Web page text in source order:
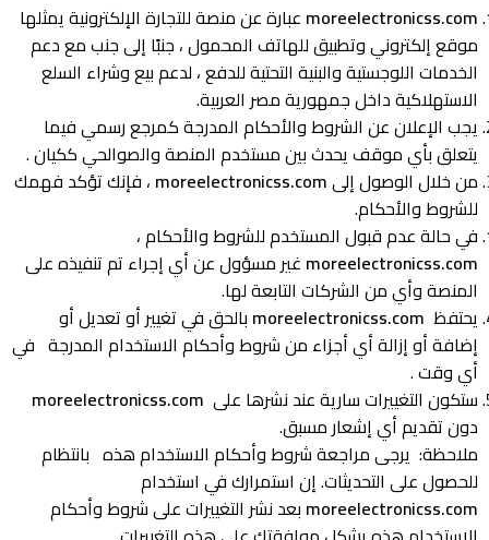
moreelectronicss.com عبارة عن منصة للتجارة الإلكترونية يمثلها
موقع إلكتروني وتطبيق للهاتف المحمول ، جنبًا إلى جنب مع دعم
الخدمات اللوجستية والبنية التحتية للدفع ، لدعم بيع وشراء السلع
الاستهلاكية داخل جمهورية مصر العربية.
يجب الإعلان عن الشروط والأحكام المدرجة كمرجع رسمي فيما
يتعلق بأي موقف يحدث بين مستخدم المنصة والصوالحي ككيان .
من خلال الوصول إلىmoreelectronicss.com ، فإنك تؤكد فهمك
للشروط والأحكام.
في حالة عدم قبول المستخدم للشروط والأحكام ،
moreelectronicss.com غير مسؤول عن أي إجراء تم تنفيذه على
المنصة وأي من الشركات التابعة لها.
يحتفظ moreelectronicss.com بالحق في تغيير أو تعديل أو
إضافة أو إزالة أي أجزاء من شروط وأحكام الاستخدام المدرجة في
أي وقت .
ستكون التغييرات سارية عند نشرها على moreelectronicss.com
دون تقديم أي إشعار مسبق.
ملاحظة: يرجى مراجعة شروط وأحكام الاستخدام هذه بانتظام
للحصول على التحديثات. إن استمرارك في استخدام
moreelectronicss.com بعد نشر التغييرات على شروط وأحكام